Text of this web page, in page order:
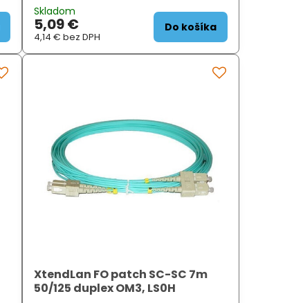
singlemode (G.652d); Sp...
Skladom
5,09 €
4,14 €bez DPH
Do košíka
XtendLan FO patch SC-SC 7m
50/125 duplex OM3, LS0H